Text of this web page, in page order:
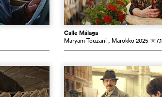
Calle Málaga
Maryam Touzani , Marokko 2025 c7.1